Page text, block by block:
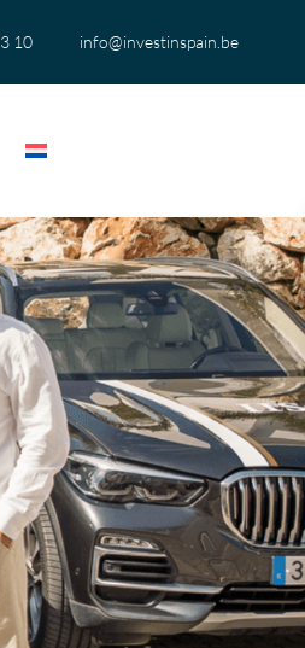
10 info@investinspain.be